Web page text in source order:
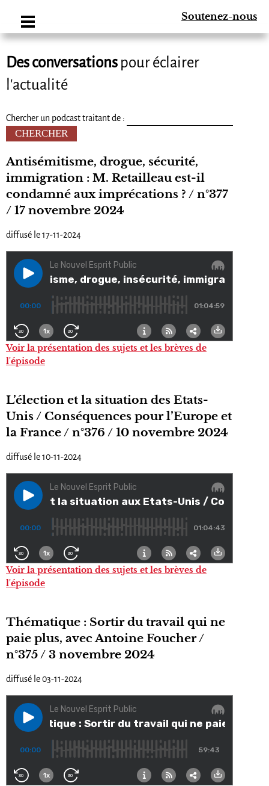
Soutenez-nous
Des conversations pour éclairer
l'actualité
Chercher un podcast traitant de :
Antisémitisme, drogue, sécurité,
immigration : M. Retailleau est-il
condamné aux imprécations ? / n°377
/ 17 novembre 2024
diffusé le 17-11-2024
Voir la présentation des sujets et les brèves de
l'épisode
L’élection et la situation des Etats-
Unis / Conséquences pour l’Europe et
la France / n°376 / 10 novembre 2024
diffusé le 10-11-2024
Voir la présentation des sujets et les brèves de
l'épisode
Thématique : Sortir du travail qui ne
paie plus, avec Antoine Foucher /
n°375 / 3 novembre 2024
diffusé le 03-11-2024